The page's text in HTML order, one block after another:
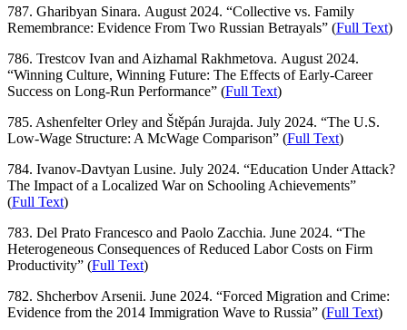
787. Gharibyan Sinara. August 2024. “Collective vs. Family
Remembrance: Evidence From Two Russian Betrayals” (Full Text)
786. Trestcov Ivan and Aizhamal Rakhmetova. August 2024.
“Winning Culture, Winning Future: The Effects of Early-Career
Success on Long-Run Performance” (Full Text)
785. Ashenfelter Orley and Štěpán Jurajda. July 2024. “The U.S.
Low-Wage Structure: A McWage Comparison” (Full Text)
784. Ivanov-Davtyan Lusine. July 2024. “Education Under Attack?
The Impact of a Localized War on Schooling Achievements”
(Full Text)
783. Del Prato Francesco and Paolo Zacchia. June 2024. “The
Heterogeneous Consequences of Reduced Labor Costs on Firm
Productivity” (Full Text)
782. Shcherbov Arsenii. June 2024. “Forced Migration and Crime:
Evidence from the 2014 Immigration Wave to Russia” (Full Text)